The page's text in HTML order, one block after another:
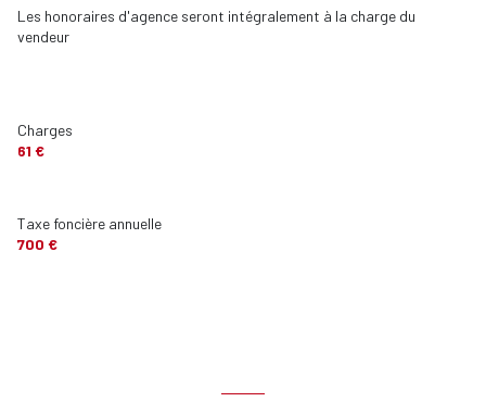
chambre
garage
Les honoraires d'agence seront intégralement à la charge du
vendeur
Charges
61 €
Taxe foncière annuelle
700 €